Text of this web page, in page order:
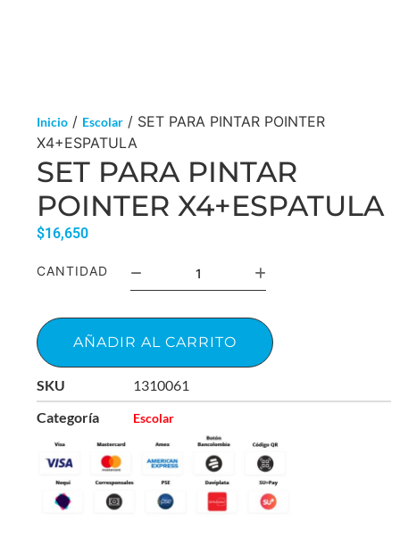
Inicio / Escolar / SET PARA PINTAR POINTER
X4+ESPATULA
SET PARA PINTAR
POINTER X4+ESPATULA
$16,650
CANTIDAD
AÑADIR AL CARRITO
SKU
1310061
Categoría
Escolar